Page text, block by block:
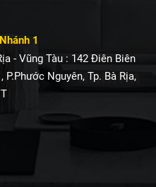
1
- Vũng Tàu : 142 Điên Biên
P.Phước Nguyên, Tp. Bà Rịa,